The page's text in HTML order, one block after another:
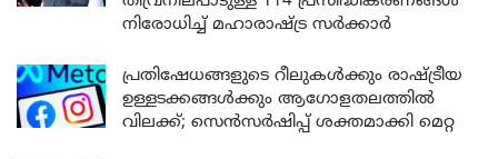
നിരോധിച്ച് മഹാരാഷ്ട്ര സർക്കാർ
പ്രതിഷേധങ്ങളുടെ റീലുകൾക്കും രാഷ്ട്രീയ
ഉള്ളടക്കങ്ങൾക്കും ആഗോളതലത്തിൽ
വിലക്ക്; സെൻസർഷിപ്പ് ശക്തമാക്കി മെറ്റ